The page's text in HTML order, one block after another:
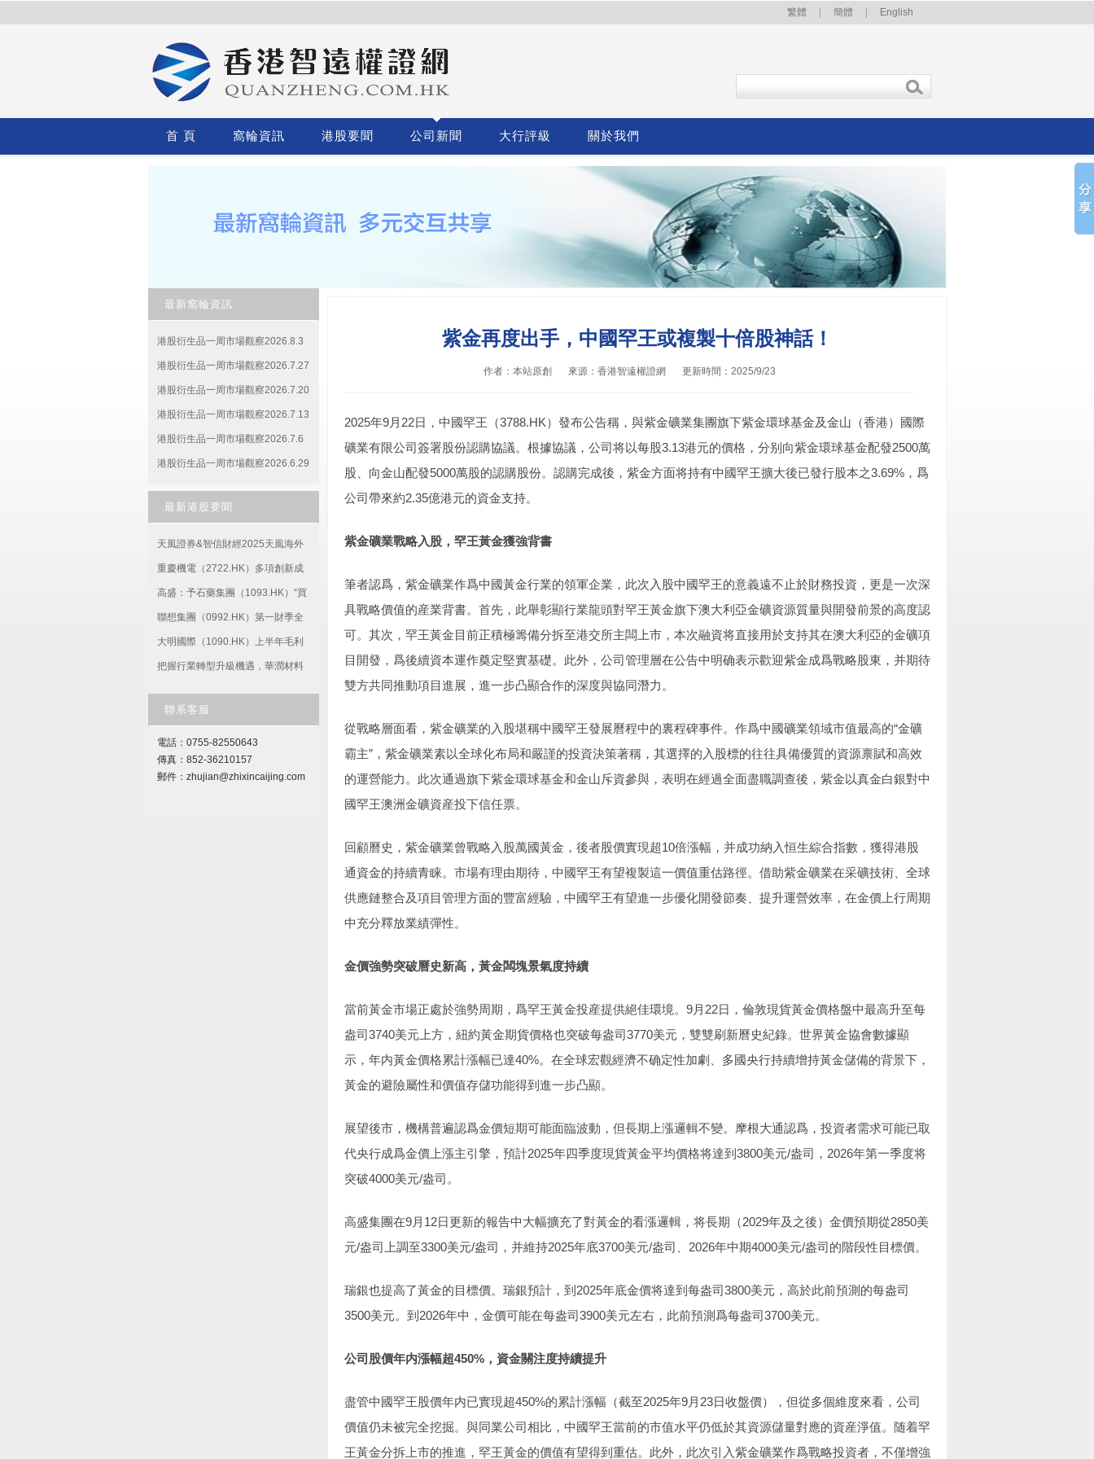
繁體 簡體 English
首 頁 窩輪資訊 港股要聞 公司新聞 大行評級 關於我們
最新窩輪資訊
港股衍生品一周市場觀察2026.8.3
港股衍生品一周市場觀察2026.7.27
港股衍生品一周市場觀察2026.7.20
港股衍生品一周市場觀察2026.7.13
港股衍生品一周市場觀察2026.7.6
港股衍生品一周市場觀察2026.6.29
最新港股要聞
天風證券&智信財經2025天風海外
聯合多行業港股交流會圓滿舉辦
——高朋滿座，共享盛宴！
重慶機電（2722.HK）多項創新成
果亮相第七屆西洽會
高盛：予石藥集團（1093.HK）“買
入”評級 與阿斯利康交易是全球擴張
的重要一步
聯想集團（0992.HK）第一財季全
面高速增長，新推革命性AI PC産品
引領行業
大明國際（1090.HK）上半年毛利
增長10.8%，多舉措增強業績确定
把握行業轉型升級機遇，華潤材料
能聯系客服
電話： 0755-82550643
傳真：852-36210157
郵件： zhujian@zhixincaijing.com
紫金再度出手，中國罕王或複製十倍股神話！
作者：本站原創 來源：香港智遠權證網 更新時間：2025/9/23
2025年9月22日，中國罕王（3788.HK）發布公告稱，與紫金礦業集團旗下紫金環球基金及金山（香港）國際
礦業有限公司簽署股份認購協議。根據協議，公司将以每股3.13港元的價格，分别向紫金環球基金配發2500萬
股、向金山配發5000萬股的認購股份。認購完成後，紫金方面将持有中國罕王擴大後已發行股本之3.69%，爲
公司帶來約2.35億港元的資金支持。
紫金礦業戰略入股，罕王黃金獲強背書
筆者認爲，紫金礦業作爲中國黃金行業的領軍企業，此次入股中國罕王的意義遠不止於財務投資，更是一次深
具戰略價值的産業背書。首先，此舉彰顯行業龍頭對罕王黃金旗下澳大利亞金礦資源質量與開發前景的高度認
可。其次，罕王黃金目前正積極籌備分拆至港交所主闆上市，本次融資将直接用於支持其在澳大利亞的金礦項
目開發，爲後續資本運作奠定堅實基礎。此外，公司管理層在公告中明确表示歡迎紫金成爲戰略股東，并期待
雙方共同推動項目進展，進一步凸顯合作的深度與協同潛力。
從戰略層面看，紫金礦業的入股堪稱中國罕王發展曆程中的裏程碑事件。作爲中國礦業領域市值最高的“金礦
霸主”，紫金礦業素以全球化布局和嚴謹的投資決策著稱，其選擇的入股標的往往具備優質的資源禀賦和高效
的運營能力。此次通過旗下紫金環球基金和金山斥資參與，表明在經過全面盡職調查後，紫金以真金白銀對中
國罕王澳洲金礦資産投下信任票。
回顧曆史，紫金礦業曾戰略入股萬國黃金，後者股價實現超10倍漲幅，并成功納入恒生綜合指數，獲得港股
通資金的持續青睐。市場有理由期待，中國罕王有望複製這一價值重估路徑。借助紫金礦業在采礦技術、全球
供應鏈整合及項目管理方面的豐富經驗，中國罕王有望進一步優化開發節奏、提升運營效率，在金價上行周期
中充分釋放業績彈性。
金價強勢突破曆史新高，黃金闆塊景氣度持續
當前黃金市場正處於強勢周期，爲罕王黃金投産提供絕佳環境。9月22日，倫敦現貨黃金價格盤中最高升至每
盎司3740美元上方，紐約黃金期貨價格也突破每盎司3770美元，雙雙刷新曆史紀錄。世界黃金協會數據顯
示，年内黃金價格累計漲幅已達40%。在全球宏觀經濟不确定性加劇、多國央行持續增持黃金儲備的背景下，
黃金的避險屬性和價值存儲功能得到進一步凸顯。
展望後市，機構普遍認爲金價短期可能面臨波動，但長期上漲邏輯不變。摩根大通認爲，投資者需求可能已取
代央行成爲金價上漲主引擎，預計2025年四季度現貨黃金平均價格将達到3800美元/盎司，2026年第一季度将
突破4000美元/盎司。
高盛集團在9月12日更新的報告中大幅擴充了對黃金的看漲邏輯，将長期（2029年及之後）金價預期從2850美
元/盎司上調至3300美元/盎司，并維持2025年底3700美元/盎司、2026年中期4000美元/盎司的階段性目標價。
瑞銀也提高了黃金的目標價。瑞銀預計，到2025年底金價将達到每盎司3800美元，高於此前預測的每盎司
3500美元。到2026年中，金價可能在每盎司3900美元左右，此前預測爲每盎司3700美元。
公司股價年内漲幅超450%，資金關注度持續提升
盡管中國罕王股價年内已實現超450%的累計漲幅（截至2025年9月23日收盤價），但從多個維度來看，公司
價值仍未被完全挖掘。與同業公司相比，中國罕王當前的市值水平仍低於其資源儲量對應的資産淨值。随着罕
王黃金分拆上市的推進，罕王黃金的價值有望得到重估。此外，此次引入紫金礦業作爲戰略投資者，不僅增強